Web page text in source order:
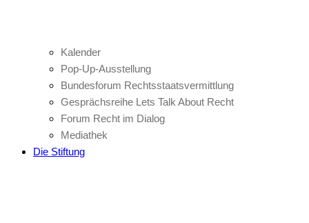
Kalender
Pop-Up-Ausstellung
Bundesforum Rechtsstaatsvermittlung
Gesprächsreihe Lets Talk About Recht
Forum Recht im Dialog
Mediathek
Die Stiftung